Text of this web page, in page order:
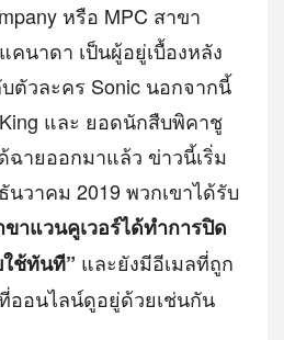
หรือ MPC สาขา
คนาดา เป็นผู้อยู่เบื้องหลัง
ตัวละคร Sonic นอกจากนี้
King และ ยอดนักสืบพิคาชู
ฉายออกมาแล้ว ข่าวนี้เริ่ม
นวาคม 2019 พวกเขาได้รับ
ขาแวนคูเวอร์ได้ทำการปิด
ช้ทันที” และยังมีอีเมลที่ถูก
ออนไลน์ดูอยู่ด้วยเช่นกัน